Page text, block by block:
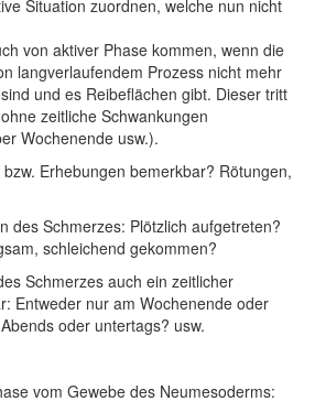
Situation zuordnen, welche nun nicht
von aktiver Phase kommen, wenn die
langverlaufendem Prozess nicht mehr
und es Reibeflächen gibt. Dieser tritt
zeitliche Schwankungen
Wochenende usw.).
Erhebungen bemerkbar? Rötungen,
des Schmerzes: Plötzlich aufgetreten?
schleichend gekommen?
Schmerzes auch ein zeitlicher
Entweder nur am Wochenende oder
oder untertags? usw.
vom Gewebe des Neumesoderms: